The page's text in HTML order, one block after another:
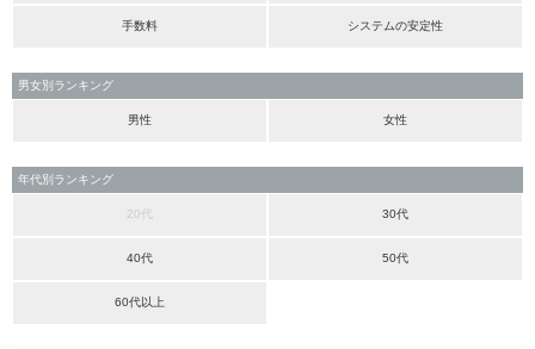
手数料 システムの安定性
男女別ランキング
男性 女性
年代別ランキング
20代 30代
40代 50代
60代以上